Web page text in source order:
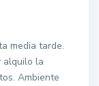
media tarde.
alquilo la
Ambiente